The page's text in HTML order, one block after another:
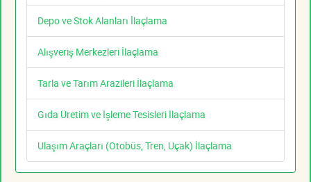
Depo ve Stok Alanları İlaçlama
Alışveriş Merkezleri İlaçlama
Tarla ve Tarım Arazileri İlaçlama
Gıda Üretim ve İşleme Tesisleri İlaçlama
Ulaşım Araçları (Otobüs, Tren, Uçak) İlaçlama